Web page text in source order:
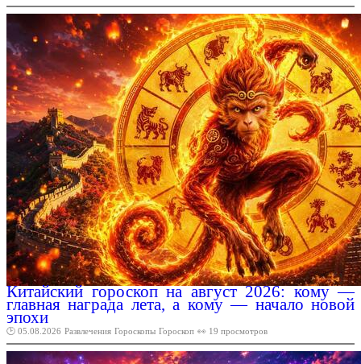
Китайский гороскоп на август 2026: кому —
главная награда лета, а кому — начало новой
эпохи
🕑 05.08.2026 Развлечения Гороскопы Гороскоп 👀 19 просмотров